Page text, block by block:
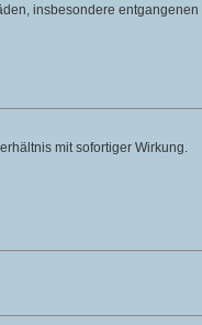
insbesondere entgangenen
mit sofortiger Wirkung.